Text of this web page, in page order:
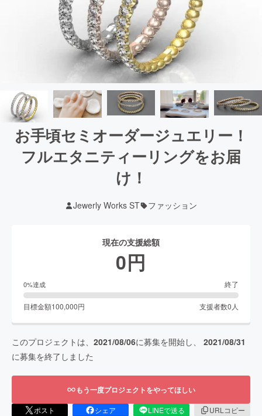
お手頃セミオーダージュエリー！
フルエタニティーリングをお届
け！
Jewerly Works ST ファッション
現在の支援総額
0円
0%達成 終了
目標金額100,000円 支援者数0 人
このプロジェクトは、 2021/08/06に募集を開始し、 2021/08/31
に募集を終了しました
もう一度プロジェクトをやってほしい
ポスト シェア LINEで送る
URLコピー